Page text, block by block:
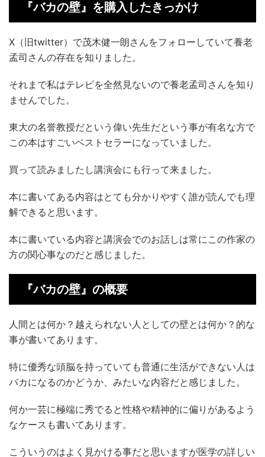
『バカの壁』を購入したきっかけ
X（旧twitter）で茂木健一朗さんをフォローしていて養老
孟司さんの存在を知りました。
それまで私はテレビを全然見ないので養老孟司さんを知り
ませんでした。
東大の名誉教授だという偉い先生だという事が有名な方で
この本はすごいベストセラーになっていました。
買って読みましたし講演会にも行って来ました。
本に書いてある内容はとても分かりやすく誰が読んでも理
解できると思います。
本に書いている内容と講演会でのお話しは常にこの作家の
方の関心事なのだと感じました。
『バカの壁』の概要
人間とは何か？越えられない人としての壁とは何か？的な
事が書いてあります。
特に優秀な頭脳を持っていても普通に生活ができない人は
バカになるのかどうか、みたいな内容だと感じました。
何か一芸に極端に秀でると性格や精神的に偏りがあるよう
なケースも書いてあります。
こういうのはよく見かける事だと思いますが医学の詳しい